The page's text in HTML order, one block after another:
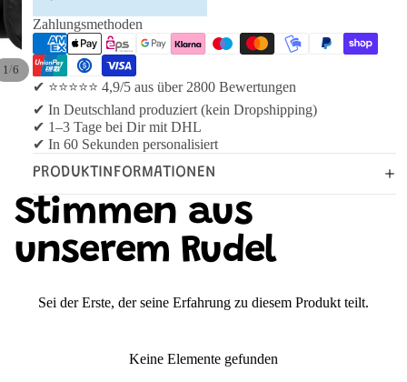
1/6
Zahlungsmethoden
✔ ⭐⭐⭐⭐⭐ 4,9/5 aus über 2800 Bewertungen
✔ In Deutschland produziert (kein Dropshipping)
✔ 1–3 Tage bei Dir mit DHL
✔ In 60 Sekunden personalisiert
PRODUKTINFORMATIONEN
Stimmen aus
unserem Rudel
Sei der Erste, der seine Erfahrung zu diesem Produkt teilt.
Keine Elemente gefunden